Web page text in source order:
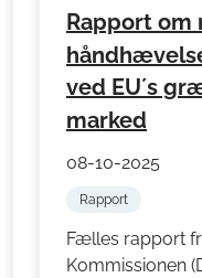
Rapport om
ved EU´s
marked
08-10-2025
Rapport
Fælles rapport
Kommissionen